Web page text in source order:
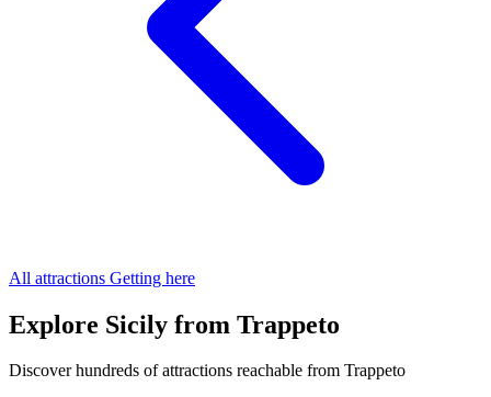
All attractions Getting here
Explore Sicily from Trappeto
Discover hundreds of attractions reachable from Trappeto